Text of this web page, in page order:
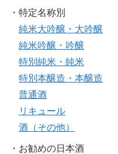
・特定名称別
純米大吟醸・大吟醸
純米吟醸・吟醸
特別純米・純米
特別本醸造・本醸造
普通酒
リキュール
酒（その他）
・お勧めの日本酒